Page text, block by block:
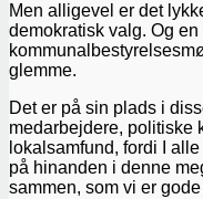
Men alligevel er det
demokratisk valg. Og
glemme.
Det er på sin plads i
medarbejdere, politiske
lokalsamfund, fordi I
på hinanden i denne
sammen, som vi er